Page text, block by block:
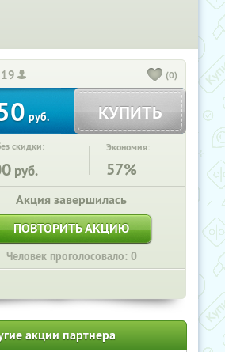
19 (0)
руб. КУПИТЬ
скидки:
руб.
Экономия:
57%
Акция завершилась
ПОВТОРИТЬ АКЦИЮ
Человек проголосовало: 0
акции партнера